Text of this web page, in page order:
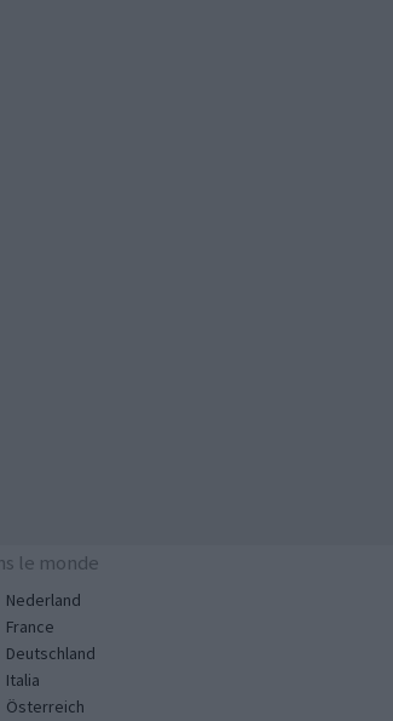
le monde
Nederland
France
Deutschland
Italia
Österreich